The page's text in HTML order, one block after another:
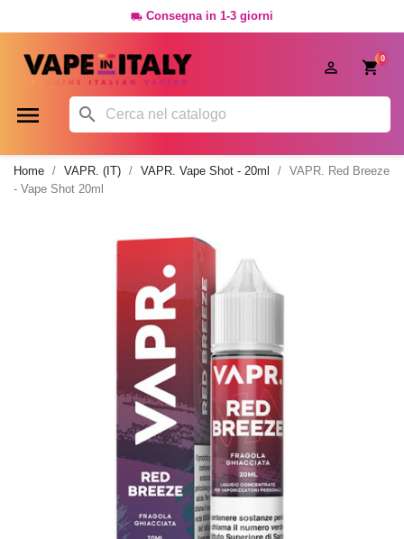
 Consegna in 1-3 giorni
0

 
Home VAPR. (IT) VAPR. Vape Shot - 20ml
VAPR. Red Breeze
- Vape Shot 20ml